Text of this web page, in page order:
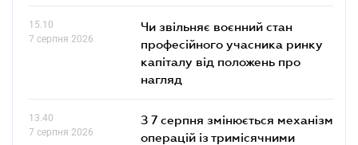
15.10
7 серпня 2026
Чи звільняє воєнний стан
професійного учасника ринку
капіталу від положень про
нагляд
13.40
7 серпня 2026
З 7 серпня змінюється механізм
операцій із тримісячними